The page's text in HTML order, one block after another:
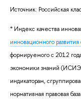
Источник: Российская
* Индекс качества
инновационного
формируемого с 2012
экономики знаний
индикаторам,
нормативная правовая